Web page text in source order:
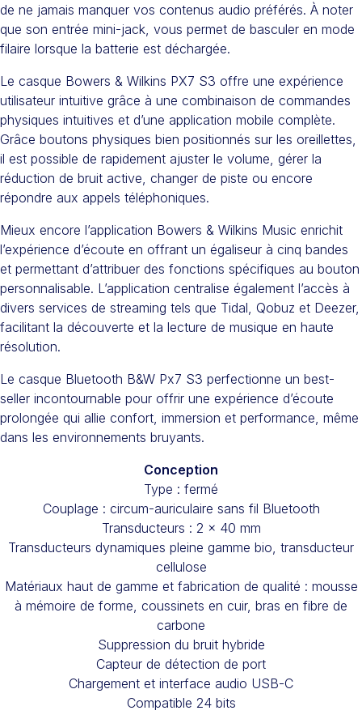
de ne jamais manquer vos contenus audio préférés. À noter
que son entrée mini-jack, vous permet de basculer en mode
filaire lorsque la batterie est déchargée.
Le casque Bowers & Wilkins PX7 S3 offre une expérience
utilisateur intuitive grâce à une combinaison de commandes
physiques intuitives et d’une application mobile complète.
Grâce boutons physiques bien positionnés sur les oreillettes,
il est possible de rapidement ajuster le volume, gérer la
réduction de bruit active, changer de piste ou encore
répondre aux appels téléphoniques.
Mieux encore l’application Bowers & Wilkins Music enrichit
l’expérience d’écoute en offrant un égaliseur à cinq bandes
et permettant d’attribuer des fonctions spécifiques au bouton
personnalisable. L’application centralise également l’accès à
divers services de streaming tels que Tidal, Qobuz et Deezer,
facilitant la découverte et la lecture de musique en haute
résolution.
Le casque Bluetooth B&W Px7 S3 perfectionne un best-
seller incontournable pour offrir une expérience d’écoute
prolongée qui allie confort, immersion et performance, même
dans les environnements bruyants.
Conception
Type : fermé
Couplage : circum-auriculaire sans fil Bluetooth
Transducteurs : 2 x 40 mm
Transducteurs dynamiques pleine gamme bio, transducteur
cellulose
Matériaux haut de gamme et fabrication de qualité : mousse
à mémoire de forme, coussinets en cuir, bras en fibre de
carbone
Suppression du bruit hybride
Capteur de détection de port
Chargement et interface audio USB-C
Compatible 24 bits